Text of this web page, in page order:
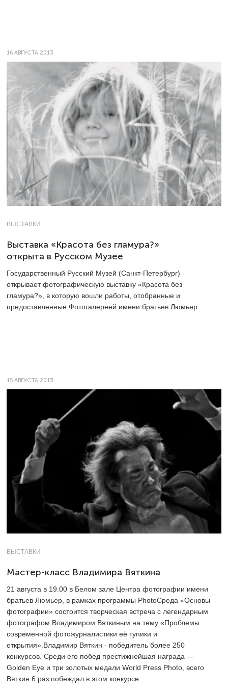
16 АВГУСТА 2013
ВЫСТАВКИ
Выставка «Красота без гламура?»
открыта в Русском Музее
Государственный Русский Музей (Санкт-Петербург)
открывает фотографическую выставку «Красота без
гламура?», в которую вошли работы, отобранные и
предоставленные Фотогалереей имени братьев Люмьер.
15 АВГУСТА 2013
ВЫСТАВКИ
Мастер-класс Владимира Вяткина
21 августа в 19.00 в Белом зале Центра фотографии имени
братьев Люмьер, в рамках программы PhotoСреда «Основы
фотографии» состоится творческая встреча с легендарным
фотографом Владимиром Вяткиным на тему «Проблемы
современной фотожурналистики её тупики и
открытия».Владимир Вяткин - победитель более 250
конкурсов. Среди его побед престижнейшая награда —
Golden Eye и три золотых медали World Press Photo, всего
Вяткин 6 раз побеждал в этом конкурсе.